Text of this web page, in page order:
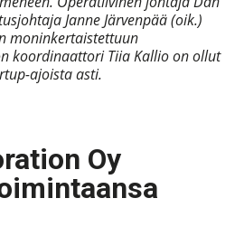
Janne Järvenpää (oik.)
moninkertaistettuun
koordinaattori Tiia Kallio on ollut
ajoista asti.
Oy